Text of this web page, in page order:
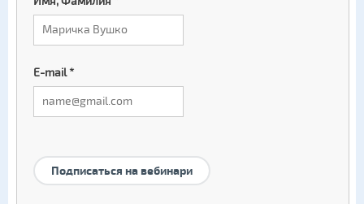
E-mail*
Подписаться на вебинари